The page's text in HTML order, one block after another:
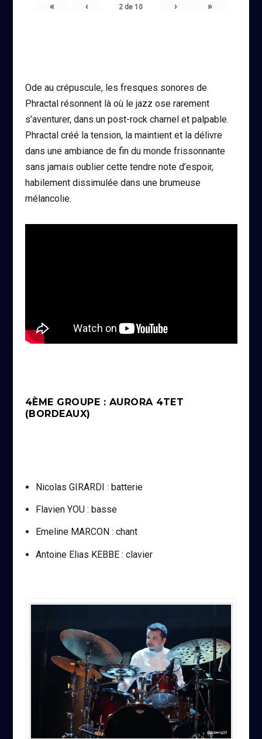
« ‹ 2 de10 › »
Ode au crépuscule, les fresques sonores de
Phractal résonnent là où le jazz ose rarement
s’aventurer, dans un post-rock charnel et palpable.
Phractal créé la tension, la maintient et la délivre
dans une ambiance de fin du monde frissonnante
sans jamais oublier cette tendre note d’espoir,
habilement dissimulée dans une brumeuse
mélancolie.
4ÈME GROUPE : AURORA 4TET
(BORDEAUX)
Nicolas GIRARDI : batterie
Flavien YOU : basse
Emeline MARCON : chant
Antoine Elias KEBBE : clavier